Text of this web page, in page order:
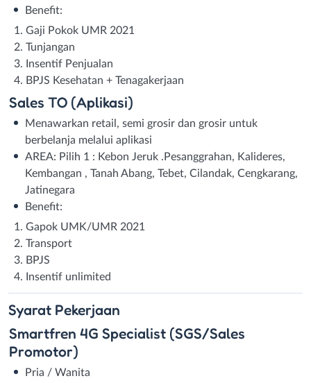
Benefit:
Gaji Pokok UMR 2021
Tunjangan
Insentif Penjualan
BPJS Kesehatan + Tenagakerjaan
Sales TO (Aplikasi)
Menawarkan retail, semi grosir dan grosir untuk
berbelanja melalui aplikasi
AREA: Pilih 1 : Kebon Jeruk .Pesanggrahan, Kalideres,
Kembangan , Tanah Abang, Tebet, Cilandak, Cengkarang,
Jatinegara
Benefit:
Gapok UMK/UMR 2021
Transport
BPJS
Insentif unlimited
Syarat Pekerjaan
Smartfren 4G Specialist (SGS/Sales
Promotor)
Pria / Wanita